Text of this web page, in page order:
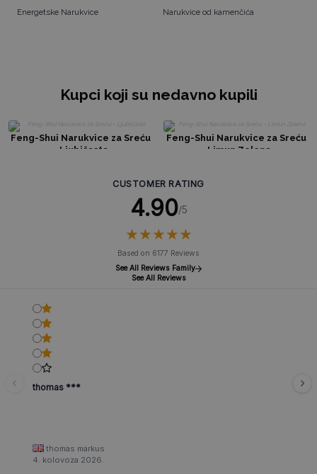
Energetske Narukvice Narukvice od kamenčića
Kupci koji su nedavno kupili
Feng-Shui Narukvice za Sreću
- Ljubičasta
Feng-Shui Narukvice za Sreću
- Limun Zelena
CUSTOMER RATING
4.90/5
★★★★★
★★★★★
Based on 6177 Reviews
See All Reviews Family
See All Reviews
thomas ***
thomas markus
4. kolovoza 2026.